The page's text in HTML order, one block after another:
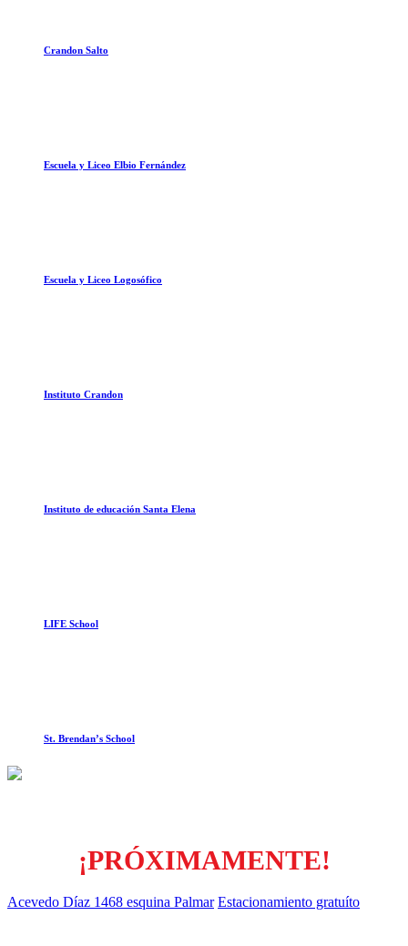
Crandon Salto
Escuela y Liceo Elbio Fernández
Escuela y Liceo Logosófico
Instituto Crandon
Instituto de educación Santa Elena
LIFE School
St. Brendan’s School
¡PRÓXIMAMENTE!
Acevedo Díaz 1468 esquina Palmar Estacionamiento gratuíto